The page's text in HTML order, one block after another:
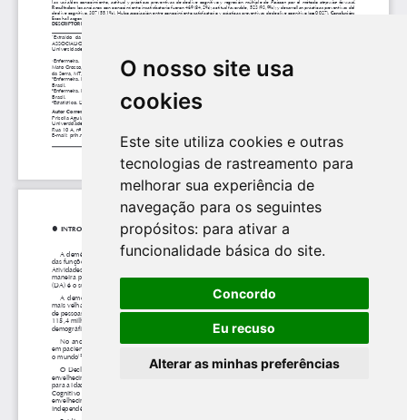
O nosso site usa
cookies
Este site utiliza cookies e outras
tecnologias de rastreamento para
melhorar sua experiência de
navegação para os seguintes
propósitos: para ativar a
funcionalidade básica do site.
Concordo
Eu recuso
Alterar as minhas preferências